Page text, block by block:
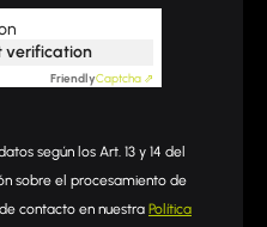
verification
FriendlyCaptcha ⇗
según los Art. 13 y 14 del
sobre el procesamiento de
contacto en nuestra Política